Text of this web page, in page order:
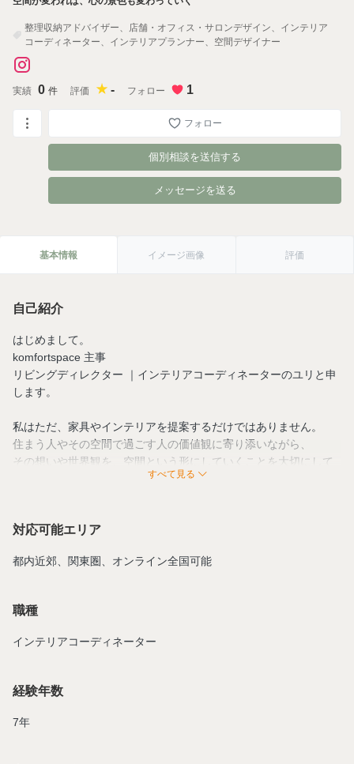
整理収納アドバイザー、店舗・オフィス・サロンデザイン、インテリア
コーディネーター、インテリアプランナー、空間デザイナー
実績 0 件 評価 - フォロー 1
フォロー
個別相談を送信する
メッセージを送る
基本情報 イメージ画像 評価
自己紹介
はじめまして。
komfortspace 主事
リビングディレクター ｜インテリアコーディネーターのユリと申
します。
私はただ、家具やインテリアを提案するだけではありません。
住まう人やその空間で過ごす人の価値観に寄り添いながら、
その想いや世界観を、空間という形にしていくことを大切にして
どんな世界観を大切にしたいのか。
し出し、空間をつくっていくと考えています。
すべて見る
対応可能エリア
都内近郊、関東圏、オンライン全国可能
職種
インテリアコーディネーター
経験年数
7年